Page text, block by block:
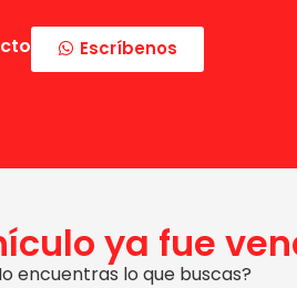
Escríbenos
ya fue
encuentras lo que buscas?